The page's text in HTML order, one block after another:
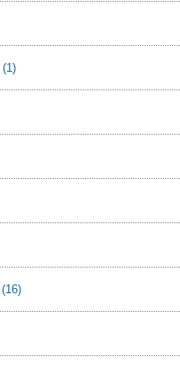
(1)
(16)